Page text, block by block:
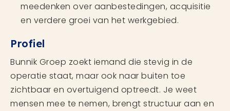
meedenken over aanbestedingen, acquisitie
en verdere groei van het werkgebied.
Profiel
Bunnik Groep zoekt iemand die stevig in de
operatie staat, maar ook naar buiten toe
zichtbaar en overtuigend optreedt. Je weet
mensen mee te nemen, brengt structuur aan en